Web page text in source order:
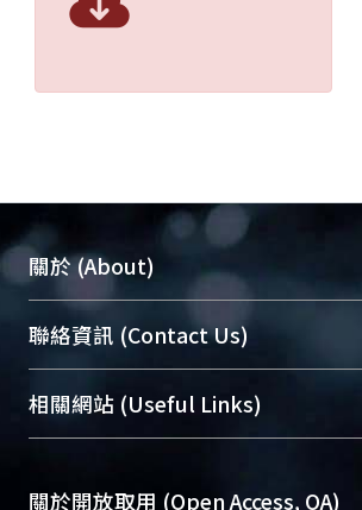
關於 (About)
臺大位居世界頂尖大學之列，為永
展現本校豐碩的研究成果及學術能
機構典藏（NTUR）與學術庫（AH
台，成為臺大學術典藏NTU
成果。
聯絡資訊 (Contact Us)
總館學科館員(Main Library)
醫學圖書館學科館員(Medical
Sciences Library)
相關網站 (Useful Links)
關於開放取用 (Open Access, OA)